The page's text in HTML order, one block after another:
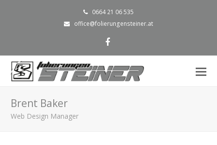
0664 21 06 535
office@folierungensteiner.at
Facebook
Brent Baker
Web Design Manager